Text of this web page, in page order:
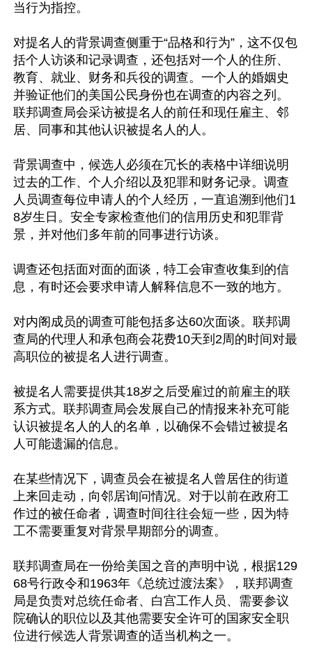
当行为指控。
对提名人的背景调查侧重于“品格和行为”，这不仅包
括个人访谈和记录调查，还包括对一个人的住所、
教育、就业、财务和兵役的调查。一个人的婚姻史
并验证他们的美国公民身份也在调查的内容之列。
联邦调查局会采访被提名人的前任和现任雇主、邻
居、同事和其他认识被提名人的人。
背景调查中，候选人必须在冗长的表格中详细说明
过去的工作、个人介绍以及犯罪和财务记录。调查
人员调查每位申请人的个人经历，一直追溯到他们1
8岁生日。安全专家检查他们的信用历史和犯罪背
景，并对他们多年前的同事进行访谈。
调查还包括面对面的面谈，特工会审查收集到的信
息，有时还会要求申请人解释信息不一致的地方。
对内阁成员的调查可能包括多达60次面谈。联邦调
查局的代理人和承包商会花费10天到2周的时间对最
高职位的被提名人进行调查。
被提名人需要提供其18岁之后受雇过的前雇主的联
系方式。联邦调查局会发展自己的情报来补充可能
认识被提名人的人的名单，以确保不会错过被提名
人可能遗漏的信息。
在某些情况下，调查员会在被提名人曾居住的街道
上来回走动，向邻居询问情况。对于以前在政府工
作过的被任命者，调查时间往往会短一些，因为特
工不需要重复对背景早期部分的调查。
联邦调查局在一份给美国之音的声明中说，根据129
68号行政令和1963年《总统过渡法案》，联邦调查
局是负责对总统任命者、白宫工作人员、需要参议
院确认的职位以及其他需要安全许可的国家安全职
位进行候选人背景调查的适当机构之一。